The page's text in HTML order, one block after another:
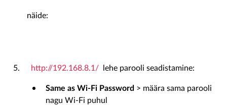
näide:
http://192.168.8.1/ lehe parooli seadistamine:
Same as Wi-Fi Password > määra sama parooli
nagu Wi-Fi puhul